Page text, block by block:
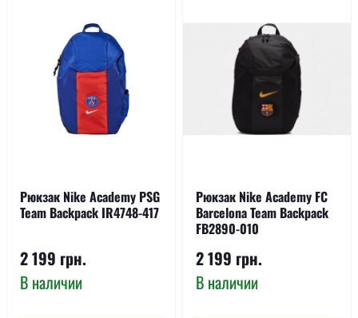
Рюкзак Nike Academy PSG
Team Backpack IR4748-417
2 199 грн.
В наличии
Рюкзак Nike Academy FC
Barcelona Team Backpack
FB2890-010
2 199 грн.
В наличии